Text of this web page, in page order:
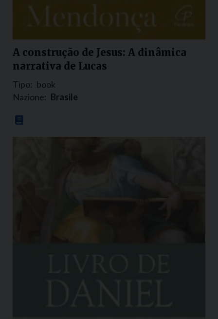
A construção de Jesus: A dinâmica
narrativa de Lucas
Tipo: book
Nazione: Brasile